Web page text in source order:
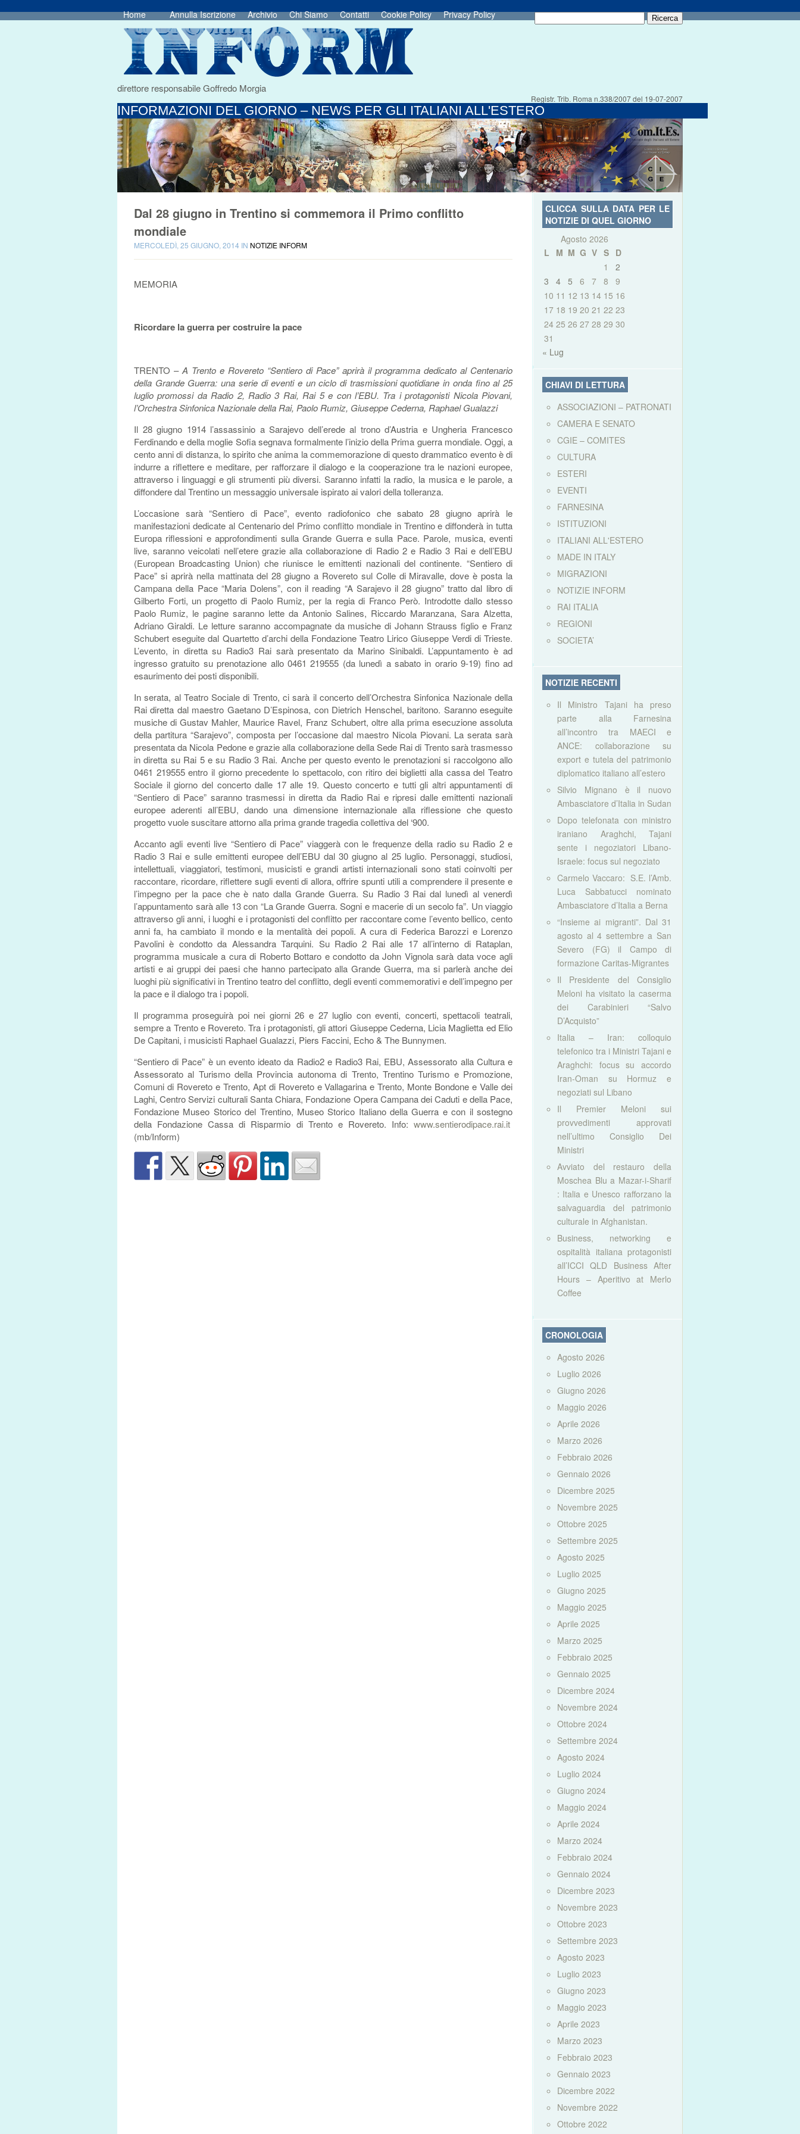
Home Annulla Iscrizione Archivio Chi Siamo Contatti Cookie Policy Privacy Policy
direttore responsabile Goffredo Morgia
Registr. Trib. Roma n.338/2007 del 19-07-2007
INFORMAZIONI DEL GIORNO – NEWS PER GLI ITALIANI ALL'ESTERO
Dal 28 giugno in Trentino si commemora il Primo conflitto
mondiale
MERCOLEDÌ, 25 GIUGNO, 2014 IN NOTIZIE INFORM
MEMORIA
Ricordare la guerra per costruire la pace
TRENTO – A Trento e Rovereto “Sentiero di Pace” aprirà il programma dedicato al Centenario
della Grande Guerra: una serie di eventi e un ciclo di trasmissioni quotidiane in onda fino al 25
luglio promossi da Radio 2, Radio 3 Rai, Rai 5 e con l’EBU. Tra i protagonisti Nicola Piovani,
l’Orchestra Sinfonica Nazionale della Rai, Paolo Rumiz, Giuseppe Cederna, Raphael Gualazzi
Il 28 giugno 1914 l’assassinio a Sarajevo dell’erede al trono d’Austria e Ungheria Francesco
Ferdinando e della moglie Sofia segnava formalmente l’inizio della Prima guerra mondiale. Oggi, a
cento anni di distanza, lo spirito che anima la commemorazione di questo drammatico evento è di
indurre a riflettere e meditare, per rafforzare il dialogo e la cooperazione tra le nazioni europee,
attraverso i linguaggi e gli strumenti più diversi. Saranno infatti la radio, la musica e le parole, a
diffondere dal Trentino un messaggio universale ispirato ai valori della tolleranza.
L’occasione sarà “Sentiero di Pace”, evento radiofonico che sabato 28 giugno aprirà le
manifestazioni dedicate al Centenario del Primo conflitto mondiale in Trentino e diffonderà in tutta
Europa riflessioni e approfondimenti sulla Grande Guerra e sulla Pace. Parole, musica, eventi
live, saranno veicolati nell’etere grazie alla collaborazione di Radio 2 e Radio 3 Rai e dell’EBU
(European Broadcasting Union) che riunisce le emittenti nazionali del continente. “Sentiero di
Pace” si aprirà nella mattinata del 28 giugno a Rovereto sul Colle di Miravalle, dove è posta la
Campana della Pace “Maria Dolens”, con il reading “A Sarajevo il 28 giugno” tratto dal libro di
Gilberto Forti, un progetto di Paolo Rumiz, per la regia di Franco Però. Introdotte dallo stesso
Paolo Rumiz, le pagine saranno lette da Antonio Salines, Riccardo Maranzana, Sara Alzetta,
Adriano Giraldi. Le letture saranno accompagnate da musiche di Johann Strauss figlio e Franz
Schubert eseguite dal Quartetto d’archi della Fondazione Teatro Lirico Giuseppe Verdi di Trieste.
L’evento, in diretta su Radio3 Rai sarà presentato da Marino Sinibaldi. L’appuntamento è ad
ingresso gratuito su prenotazione allo 0461 219555 (da lunedì a sabato in orario 9-19) fino ad
esaurimento dei posti disponibili.
In serata, al Teatro Sociale di Trento, ci sarà il concerto dell’Orchestra Sinfonica Nazionale della
Rai diretta dal maestro Gaetano D’Espinosa, con Dietrich Henschel, baritono. Saranno eseguite
musiche di Gustav Mahler, Maurice Ravel, Franz Schubert, oltre alla prima esecuzione assoluta
della partitura “Sarajevo”, composta per l’occasione dal maestro Nicola Piovani. La serata sarà
presentata da Nicola Pedone e grazie alla collaborazione della Sede Rai di Trento sarà trasmesso
in diretta su Rai 5 e su Radio 3 Rai. Anche per questo evento le prenotazioni si raccolgono allo
0461 219555 entro il giorno precedente lo spettacolo, con ritiro dei biglietti alla cassa del Teatro
Sociale il giorno del concerto dalle 17 alle 19. Questo concerto e tutti gli altri appuntamenti di
“Sentiero di Pace” saranno trasmessi in diretta da Radio Rai e ripresi dalle emittenti nazionali
europee aderenti all’EBU, dando una dimensione internazionale alla riflessione che questo
progetto vuole suscitare attorno alla prima grande tragedia collettiva del ‘900.
Accanto agli eventi live “Sentiero di Pace” viaggerà con le frequenze della radio su Radio 2 e
Radio 3 Rai e sulle emittenti europee dell’EBU dal 30 giugno al 25 luglio. Personaggi, studiosi,
intellettuali, viaggiatori, testimoni, musicisti e grandi artisti internazionali sono stati coinvolti per
raccontare, ricordare, riflettere sugli eventi di allora, offrire spunti utili a comprendere il presente e
l’impegno per la pace che è nato dalla Grande Guerra. Su Radio 3 Rai dal lunedì al venerdì
l’appuntamento sarà alle 13 con “La Grande Guerra. Sogni e macerie di un secolo fa”. Un viaggio
attraverso gli anni, i luoghi e i protagonisti del conflitto per raccontare come l’evento bellico, cento
anni fa, ha cambiato il mondo e la mentalità dei popoli. A cura di Federica Barozzi e Lorenzo
Pavolini è condotto da Alessandra Tarquini. Su Radio 2 Rai alle 17 all’interno di Rataplan,
programma musicale a cura di Roberto Bottaro e condotto da John Vignola sarà data voce agli
artisti e ai gruppi dei paesi che hanno partecipato alla Grande Guerra, ma si parlerà anche dei
luoghi più significativi in Trentino teatro del conflitto, degli eventi commemorativi e dell’impegno per
la pace e il dialogo tra i popoli.
Il programma proseguirà poi nei giorni 26 e 27 luglio con eventi, concerti, spettacoli teatrali,
sempre a Trento e Rovereto. Tra i protagonisti, gli attori Giuseppe Cederna, Licia Maglietta ed Elio
De Capitani, i musicisti Raphael Gualazzi, Piers Faccini, Echo & The Bunnymen.
“Sentiero di Pace” è un evento ideato da Radio2 e Radio3 Rai, EBU, Assessorato alla Cultura e
Assessorato al Turismo della Provincia autonoma di Trento, Trentino Turismo e Promozione,
Comuni di Rovereto e Trento, Apt di Rovereto e Vallagarina e Trento, Monte Bondone e Valle dei
Laghi, Centro Servizi culturali Santa Chiara, Fondazione Opera Campana dei Caduti e della Pace,
Fondazione Museo Storico del Trentino, Museo Storico Italiano della Guerra e con il sostegno
della Fondazione Cassa di Risparmio di Trento e Rovereto. Info: www.sentierodipace.rai.it
(mb/Inform)
CLICCA SULLA DATA PER LE
NOTIZIE DI QUEL GIORNO
Agosto 2026
L
M M G V S D
1
2
3
4 5 6 7 8
9
10 11 12 13 14 15 16
17 18 19 20 21 22 23
24 25 26 27 28 29 30
31
« Lug
CHIAVI DI LETTURA
ASSOCIAZIONI – PATRONATI
CAMERA E SENATO
CGIE – COMITES
CULTURA
ESTERI
EVENTI
FARNESINA
ISTITUZIONI
ITALIANI ALL'ESTERO
MADE IN ITALY
MIGRAZIONI
NOTIZIE INFORM
RAI ITALIA
REGIONI
SOCIETA’
NOTIZIE RECENTI
Il Ministro Tajani ha preso
parte alla Farnesina
all’incontro tra MAECI e
ANCE: collaborazione su
export e tutela del patrimonio
diplomatico italiano all’estero
Silvio Mignano è il nuovo
Ambasciatore d’Italia in Sudan
Dopo telefonata con ministro
iraniano Araghchi, Tajani
sente i negoziatori Libano-
Israele: focus sul negoziato
Carmelo Vaccaro: S.E. l’Amb.
Luca Sabbatucci nominato
Ambasciatore d’Italia a Berna
“Insieme ai migranti”. Dal 31
agosto al 4 settembre a San
Severo (FG) il Campo di
formazione Caritas-Migrantes
Il Presidente del Consiglio
Meloni ha visitato la caserma
dei Carabinieri “Salvo
D’Acquisto”
Italia – Iran: colloquio
telefonico tra i Ministri Tajani e
Araghchi: focus su accordo
Iran-Oman su Hormuz e
negoziati sul Libano
Il Premier Meloni sui
provvedimenti approvati
nell’ultimo Consiglio Dei
Ministri
Avviato del restauro della
Moschea Blu a Mazar-i-Sharif
: Italia e Unesco rafforzano la
salvaguardia del patrimonio
culturale in Afghanistan.
Business, networking e
ospitalità italiana protagonisti
all’ICCI QLD Business After
Hours – Aperitivo at Merlo
Coffee
CRONOLOGIA
Agosto 2026
Luglio 2026
Giugno 2026
Maggio 2026
Aprile 2026
Marzo 2026
Febbraio 2026
Gennaio 2026
Dicembre 2025
Novembre 2025
Ottobre 2025
Settembre 2025
Agosto 2025
Luglio 2025
Giugno 2025
Maggio 2025
Aprile 2025
Marzo 2025
Febbraio 2025
Gennaio 2025
Dicembre 2024
Novembre 2024
Ottobre 2024
Settembre 2024
Agosto 2024
Luglio 2024
Giugno 2024
Maggio 2024
Aprile 2024
Marzo 2024
Febbraio 2024
Gennaio 2024
Dicembre 2023
Novembre 2023
Ottobre 2023
Settembre 2023
Agosto 2023
Luglio 2023
Giugno 2023
Maggio 2023
Aprile 2023
Marzo 2023
Febbraio 2023
Gennaio 2023
Dicembre 2022
Novembre 2022
Ottobre 2022